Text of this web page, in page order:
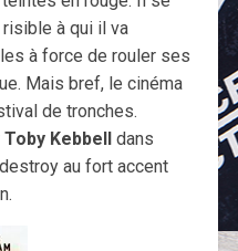
à qui il va
à force de rouler ses
Mais bref, le cinéma
de tronches.
Toby Kebbell
dans
au fort accent